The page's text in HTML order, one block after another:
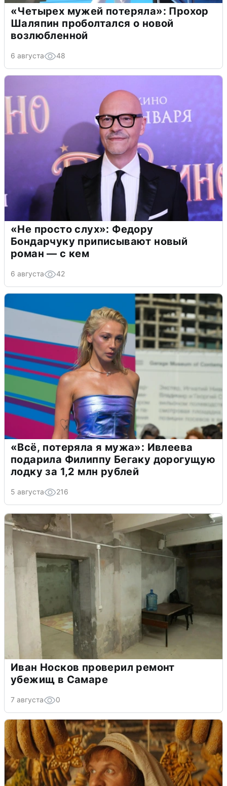
«Четырех мужей потеряла»: Прохор
Шаляпин проболтался о новой
возлюбленной
6 августа 48
«Не просто слух»: Федору
Бондарчуку приписывают новый
роман — с кем
6 августа 42
«Всё, потеряла я мужа»: Ивлеева
подарила Филиппу Бегаку дорогущую
лодку за 1,2 млн рублей
5 августа 216
Иван Носков проверил ремонт
убежищ в Самаре
7 августа 0